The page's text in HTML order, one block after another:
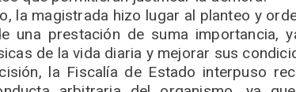
la magistrada hizo lugar al planteo y
una prestación de suma importancia,
de la vida diaria y mejorar sus
la Fiscalía de Estado interpuso